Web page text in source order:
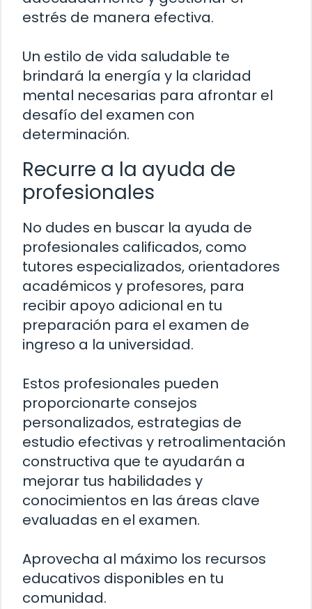
estrés de manera efectiva.
Un estilo de vida saludable te
brindará la energía y la claridad
mental necesarias para afrontar el
desafío del examen con
determinación.
Recurre a la ayuda de
profesionales
No dudes en buscar la ayuda de
profesionales calificados, como
tutores especializados, orientadores
académicos y profesores, para
recibir apoyo adicional en tu
preparación para el examen de
ingreso a la universidad.
Estos profesionales pueden
proporcionarte consejos
personalizados, estrategias de
estudio efectivas y retroalimentación
constructiva que te ayudarán a
mejorar tus habilidades y
conocimientos en las áreas clave
evaluadas en el examen.
Aprovecha al máximo los recursos
educativos disponibles en tu
comunidad.